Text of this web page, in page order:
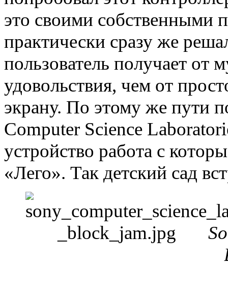
это своими собственными
практически сразу же
пользователь получает от
удовольствия, чем от
экрану. По этому же пути
Computer Science
устройство работа с
«Лего». Так детский сад